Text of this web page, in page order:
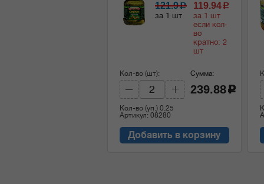
121.9c
за 1 шт
119.94c
за 1 шт
если кол-
во
кратно: 2
шт
Кол-во (шт):
Кол-во (уп.) 0.25
Артикул: 08280
Сумма:
239.88 c
Добавить в корзину